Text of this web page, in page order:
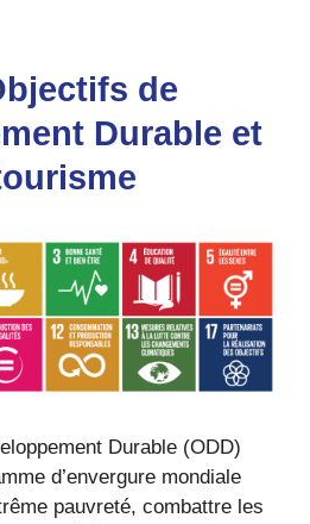
de
Durable et
Durable (ODD)
d’envergure mondiale
pauvreté, combattre les